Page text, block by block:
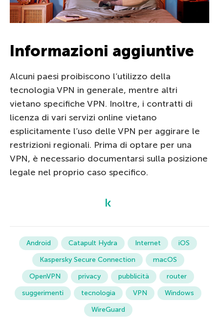
Informazioni aggiuntive
Alcuni paesi proibiscono l’utilizzo della
tecnologia VPN in generale, mentre altri
vietano specifiche VPN. Inoltre, i contratti di
licenza di vari servizi online vietano
esplicitamente l’uso delle VPN per aggirare le
restrizioni regionali. Prima di optare per una
VPN, è necessario documentarsi sulla posizione
legale nel proprio caso specifico.
Android Catapult Hydra Internet
iOS
Kaspersky Secure Connection
macOS
OpenVPN
privacy pubblicità
router
suggerimenti
tecnologia VPN
Windows
WireGuard